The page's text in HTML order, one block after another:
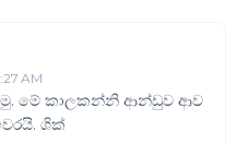
AM
මේ කාලකන්නි ආන්ඩුව ආව
ශික්